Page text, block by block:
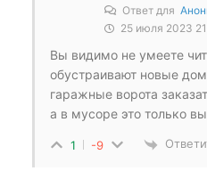
Ответ для
25 июля 2023
Вы видимо не умеете
обустраивают новые
гаражные ворота
а в мусоре это только
1 -9